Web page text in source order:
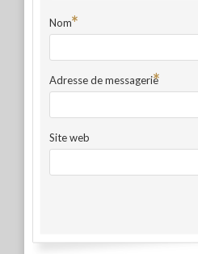
Nom*
Adresse de messagerie
*
Site web